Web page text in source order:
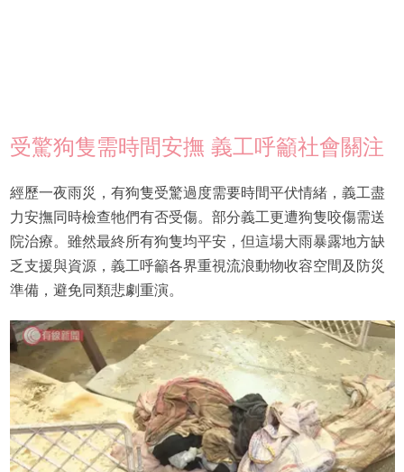
受驚狗隻需時間安撫 義工呼籲社會關注
經歷一夜雨災，有狗隻受驚過度需要時間平伏情緒，義工盡
力安撫同時檢查牠們有否受傷。部分義工更遭狗隻咬傷需送
院治療。雖然最終所有狗隻均平安，但這場大雨暴露地方缺
乏支援與資源，義工呼籲各界重視流浪動物收容空間及防災
準備，避免同類悲劇重演。